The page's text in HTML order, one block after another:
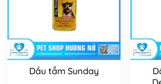
Dầu tắm Sunday